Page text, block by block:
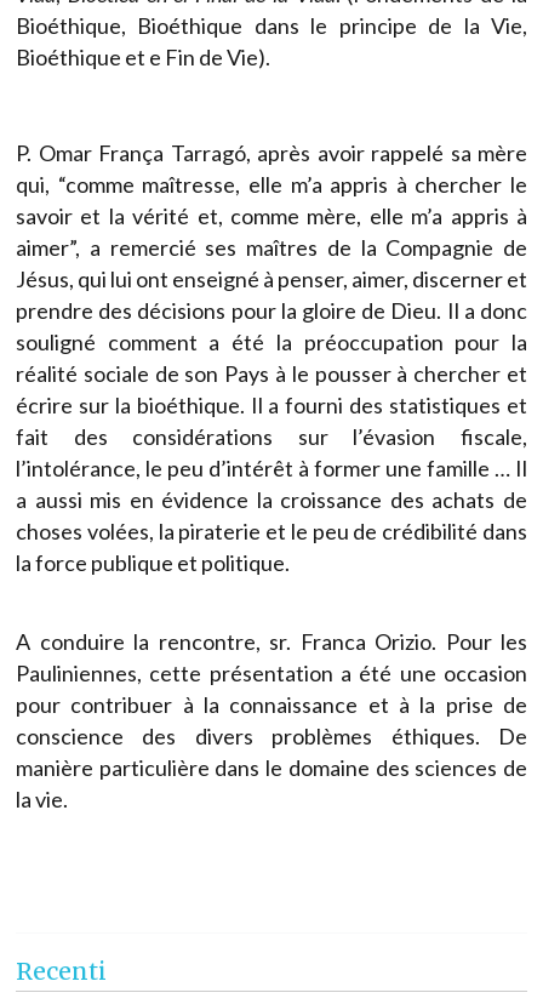
Bioéthique, Bioéthique dans le principe de la Vie,
Bioéthique et e Fin de Vie).
P. Omar França Tarragó, après avoir rappelé sa mère
qui, “comme maîtresse, elle m’a appris à chercher le
savoir et la vérité et, comme mère, elle m’a appris à
aimer”, a remercié ses maîtres de la Compagnie de
Jésus, qui lui ont enseigné à penser, aimer, discerner et
prendre des décisions pour la gloire de Dieu. Il a donc
souligné comment a été la préoccupation pour la
réalité sociale de son Pays à le pousser à chercher et
écrire sur la bioéthique. Il a fourni des statistiques et
fait des considérations sur l’évasion fiscale,
l’intolérance, le peu d’intérêt à former une famille … Il
a aussi mis en évidence la croissance des achats de
choses volées, la piraterie et le peu de crédibilité dans
la force publique et politique.
A conduire la rencontre, sr. Franca Orizio. Pour les
Pauliniennes, cette présentation a été une occasion
pour contribuer à la connaissance et à la prise de
conscience des divers problèmes éthiques. De
manière particulière dans le domaine des sciences de
la vie.
Recenti